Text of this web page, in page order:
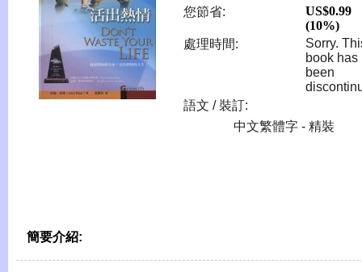
您節省:
US$0.99
(10%)
處理時間:
Sorry.
book has
been
語文 / 裝訂:
中文繁體字 - 精裝
簡要介紹: